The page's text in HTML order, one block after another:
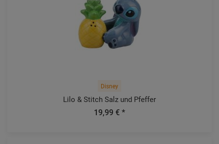
Disney
Lilo & Stitch Salz und Pfeffer
19,99 € *